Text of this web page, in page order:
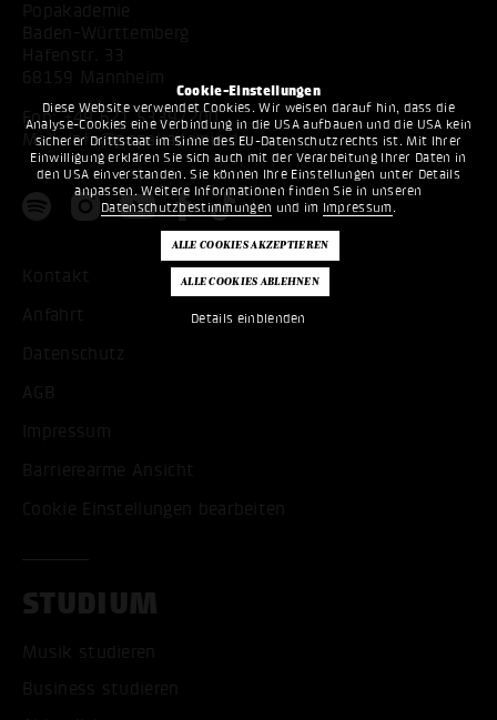
Cookie-Einstellungen
Diese Website verwendet Cookies. Wir weisen darauf hin, dass die
Analyse-Cookies eine Verbindung in die USA aufbauen und die USA kein
sicherer Drittstaat im Sinne des EU-Datenschutzrechts ist. Mit Ihrer
Einwilligung erklären Sie sich auch mit der Verarbeitung Ihrer Daten in
den USA einverstanden. Sie können Ihre Einstellungen unter Details
anpassen. Weitere Informationen finden Sie in unseren
Datenschutzbestimmungen und im Impressum .
Details einblenden
Popakademie
Baden-Württemberg
Hafenstr. 33
68159 Mannheim
Fon:+49 621 53397200
Mail:info@popakademie.de
Kontakt
Anfahrt
Datenschutz
AGB
Impressum
Barrierearme Ansicht
Cookie Einstellungen bearbeiten
STUDIUM
Musik studieren
Business studieren